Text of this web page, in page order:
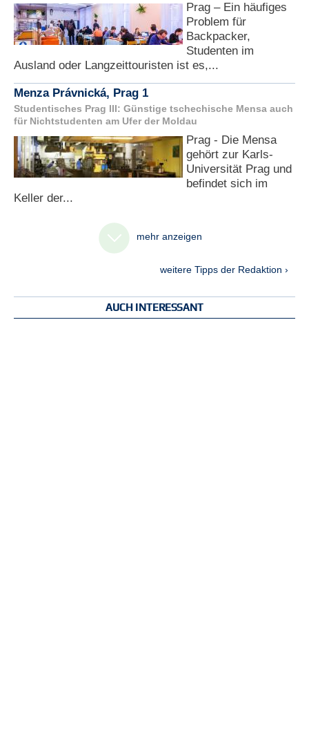
Prag – Ein häufiges
Problem für
Backpacker,
Studenten im
Ausland oder Langzeittouristen ist es,...
Menza Právnická, Prag 1
Studentisches Prag III: Günstige tschechische Mensa auch
für Nichtstudenten am Ufer der Moldau
Prag - Die Mensa
gehört zur Karls-
Universität Prag und
befindet sich im
Keller der...
mehr anzeigen
weitere Tipps der Redaktion ›
AUCH INTERESSANT